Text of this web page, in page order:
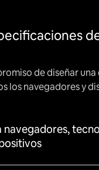
de diseñar
los navegadores y
navegadores,